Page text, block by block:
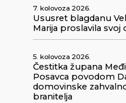
7. kolovoza 2026.
Ususret blagdanu
Marija proslavila svoj
5. kolovoza 2026.
Čestitka župana
Posavca povodom
domovinske
branitelja